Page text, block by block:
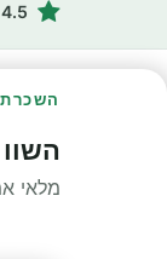
4.5★ · +400 ביקורות Google
השכרת
מלאי